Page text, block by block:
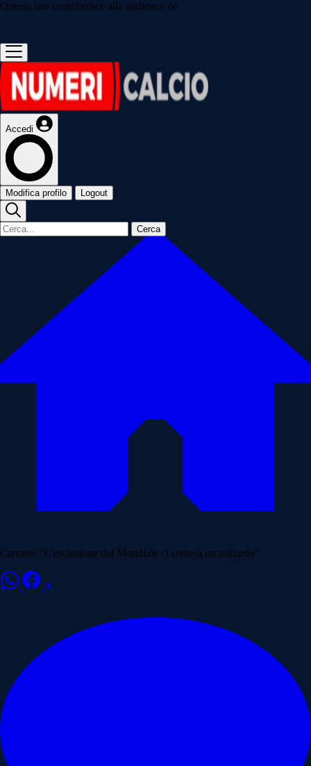
Questo sito contribuisce alla audience de
Accedi
Modifica profilo Logout
Cerca
Carraro: "L'esclusione dal Mondiale ci costerà un miliardo"